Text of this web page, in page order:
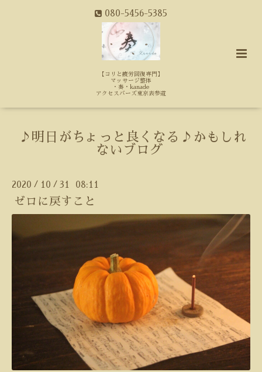
080-5456-5385
【コリと疲労回復専門】
マッサージ整体
・奏・kanade
アクセスバーズ東京表参道
♪明日がちょっと良くなる♪かもしれ
ないブログ
2020 / 10 / 31 08:11
ゼロに戻すこと